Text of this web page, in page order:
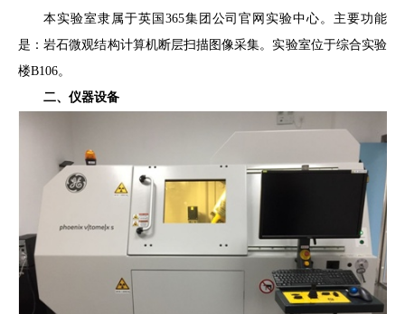
本实验室隶属于英国365集团公司官网实验中心 。主要功能
是 ：岩石微观结构计算机断层扫描图像采集。实验室位于综合实验
楼B106。
二、仪器设备